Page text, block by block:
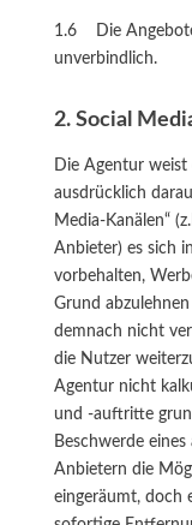
1.6 Die
unverbindlich.
2. Social
Die Agentur
ausdrücklich
Media-Kanälen“
Anbieter) es sich
vorbehalten,
Grund
demnach nicht
die Nutzer
Agentur nicht
und -auftritte
Beschwerde
Anbietern die
eingeräumt, doch